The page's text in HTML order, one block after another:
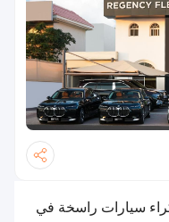
سيارات راسخة في